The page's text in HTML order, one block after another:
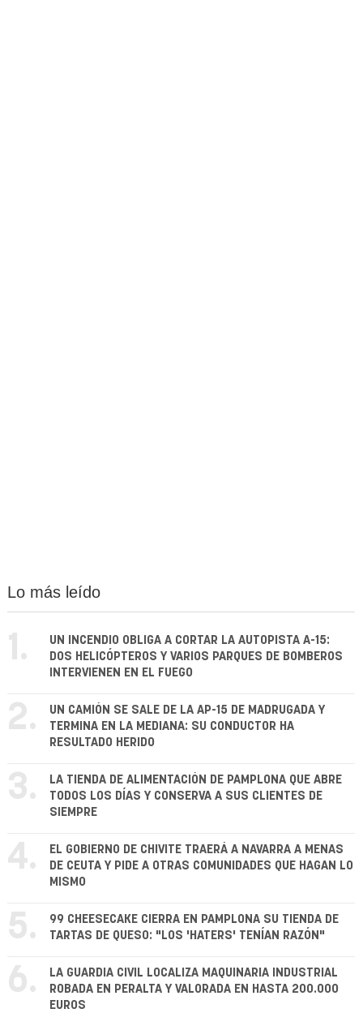
Lo más leído
1.
UN INCENDIO OBLIGA A CORTAR LA AUTOPISTA A-15:
DOS HELICÓPTEROS Y VARIOS PARQUES DE BOMBEROS
INTERVIENEN EN EL FUEGO
2.
UN CAMIÓN SE SALE DE LA AP-15 DE MADRUGADA Y
TERMINA EN LA MEDIANA: SU CONDUCTOR HA
RESULTADO HERIDO
3.
LA TIENDA DE ALIMENTACIÓN DE PAMPLONA QUE ABRE
TODOS LOS DÍAS Y CONSERVA A SUS CLIENTES DE
SIEMPRE
4.
EL GOBIERNO DE CHIVITE TRAERÁ A NAVARRA A MENAS
DE CEUTA Y PIDE A OTRAS COMUNIDADES QUE HAGAN LO
MISMO
5.
99 CHEESECAKE CIERRA EN PAMPLONA SU TIENDA DE
TARTAS DE QUESO: "LOS 'HATERS' TENÍAN RAZÓN"
6.
LA GUARDIA CIVIL LOCALIZA MAQUINARIA INDUSTRIAL
ROBADA EN PERALTA Y VALORADA EN HASTA 200.000
EUROS